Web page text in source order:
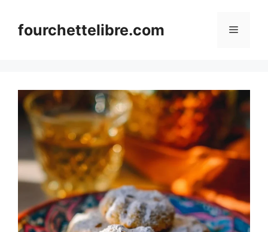
contentfourchettelibre.com Menu